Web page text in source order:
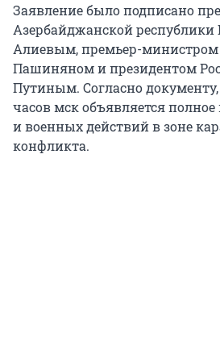
Заявление было подписано
Азербайджанской
Алиевым, премьер-
Пашиняном и президентом
Путиным. Согласно документу,
часов мск объявляется
и военных действий в зоне
конфликта.